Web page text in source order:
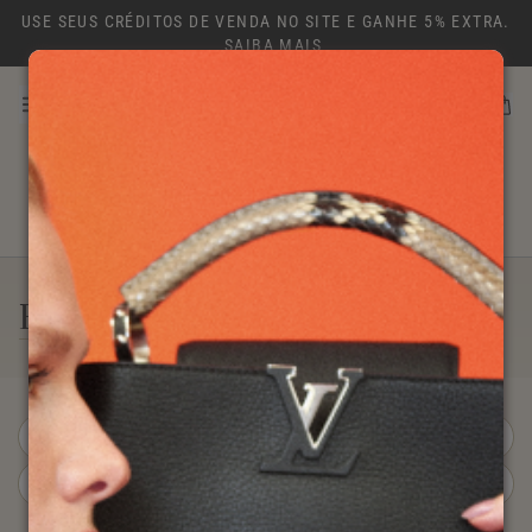
USE SEUS CRÉDITOS DE VENDA NO SITE E GANHE 5% EXTRA.
SAIBA MAIS
NEW INSALEBOLSASNK ARCHIVEEXPLORAR
FA19570
Mostrar Filtros Ordenar por